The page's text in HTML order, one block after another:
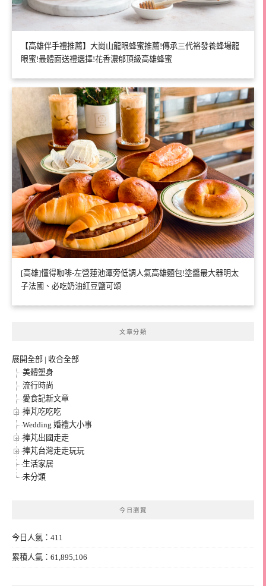
【高雄伴手禮推薦】大崗山龍眼蜂蜜推薦!傳承三代裕發養蜂場龍
眼蜜!最體面送禮選擇!花香濃郁頂級高雄蜂蜜
[高雄]懂得咖啡-左營蓮池潭旁低調人氣高雄麵包!塗醬最大器明太
子法國、必吃奶油紅豆鹽可頌
文章分類
展開全部 | 收合全部
美體塑身
流行時尚
愛食記新文章
捧芃吃吃吃
Wedding 婚禮大小事
捧芃出國走走
捧芃台灣走走玩玩
生活家居
未分類
今日瀏覽
今日人氣：411
累積人氣：61,895,106